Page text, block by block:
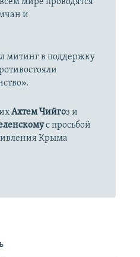
и
митинг в поддержку
Ахтем Чийгоз и
с просьбой
Крыма